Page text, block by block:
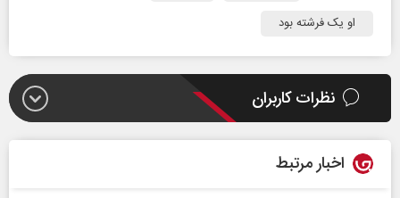
او یک فرشته بود
نظرات کاربران
اخبار مرتبط